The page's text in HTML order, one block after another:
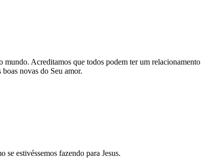
Acreditamos que todos podem ter um relacionamento
novas do Seu amor.
se estivéssemos fazendo para Jesus.